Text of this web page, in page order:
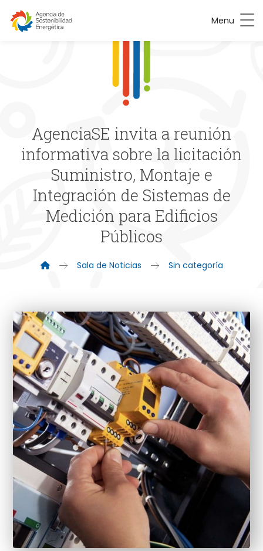
Menu
AgenciaSE invita a reunión
informativa sobre la licitación
Suministro, Montaje e
Integración de Sistemas de
Medición para Edificios
Públicos
Sala de Noticias Sin categoría